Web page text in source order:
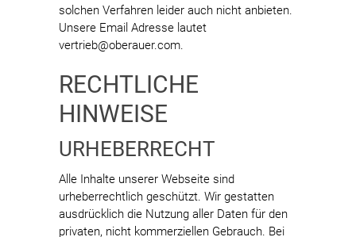
solchen Verfahren leider auch nicht anbieten.
Unsere Email Adresse lautet
vertrieb@oberauer.com.
RECHTLICHE
HINWEISE
URHEBERRECHT
Alle Inhalte unserer Webseite sind
urheberrechtlich geschützt. Wir gestatten
ausdrücklich die Nutzung aller Daten für den
privaten, nicht kommerziellen Gebrauch. Bei